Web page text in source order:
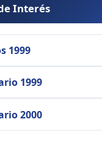
Interés
1999
1999
2000